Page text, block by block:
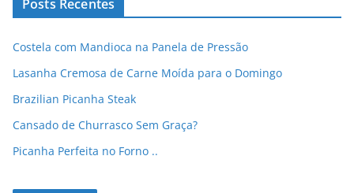
Posts Recentes
Costela com Mandioca na Panela de Pressão
Lasanha Cremosa de Carne Moída para o Domingo
Brazilian Picanha Steak
Cansado de Churrasco Sem Graça?
Picanha Perfeita no Forno ..